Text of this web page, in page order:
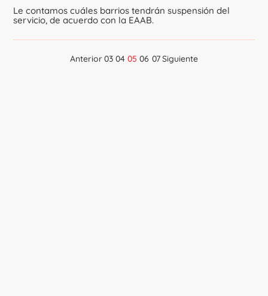
Le contamos cuáles barrios tendrán suspensión del
servicio, de acuerdo con la EAAB.
Anterior03 04 05 06 07Siguiente